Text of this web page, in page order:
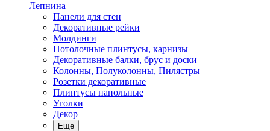
Лепнина
Панели для стен
Декоративные рейки
Молдинги
Потолочные плинтусы, карнизы
Декоративные балки, брус и доски
Колонны, Полуколонны, Пилястры
Розетки декоративные
Плинтусы напольные
Уголки
Декор
Еще